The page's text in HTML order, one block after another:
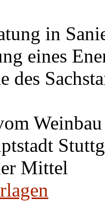
in
eines
des
Mittel